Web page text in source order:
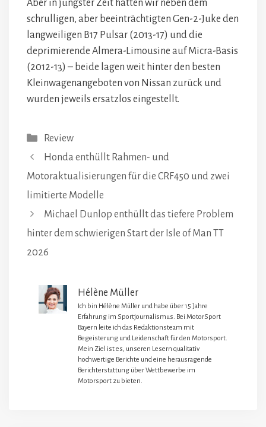
Aber in jüngster Zeit hatten wir neben dem
schrulligen, aber beeinträchtigten Gen-2-Juke den
langweiligen B17 Pulsar (2013-17) und die
deprimierende Almera-Limousine auf Micra-Basis
(2012-13) – beide lagen weit hinter den besten
Kleinwagenangeboten von Nissan zurück und
wurden jeweils ersatzlos eingestellt.
Kategorien
Review
Honda enthüllt Rahmen- und
Motoraktualisierungen für die CRF450 und zwei
limitierte Modelle
Michael Dunlop enthüllt das tiefere Problem
hinter dem schwierigen Start der Isle of Man TT
2026
Hélène Müller
Ich bin Hélène Müller und habe über 15 Jahre
Erfahrung im Sportjournalismus. Bei MotorSport
Bayern leite ich das Redaktionsteam mit
Begeisterung und Leidenschaft für den Motorsport.
Mein Ziel ist es, unseren Lesern qualitativ
hochwertige Berichte und eine herausragende
Berichterstattung über Wettbewerbe im
Motorsport zu bieten.